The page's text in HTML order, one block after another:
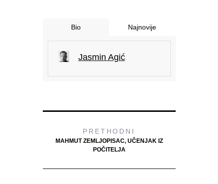
Bio Najnovije
Jasmin Agić
PRETHODNI
MAHMUT ZEMLJOPISAC, UČENJAK IZ
POČITELJA